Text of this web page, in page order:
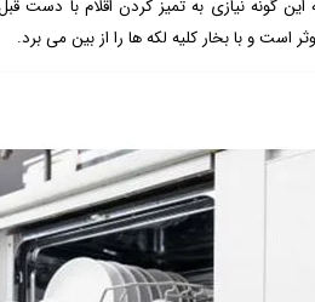
است و با بخار کلیه لکه ها را از بین می برد.